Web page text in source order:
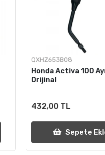
QXHZ653B08
Honda Activa 100
Orijinal
432,00 TL
Sepete